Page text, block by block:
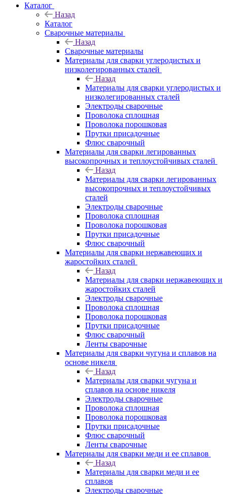
Каталог
Назад
Каталог
Сварочные материалы
Назад
Сварочные материалы
Материалы для сварки углеродистых и
низколегированных сталей
Назад
Материалы для сварки углеродистых и
низколегированных сталей
Электроды сварочные
Проволока сплошная
Проволока порошковая
Прутки присадочные
Флюс сварочный
Материалы для сварки легированных
высокопрочных и теплоустойчивых сталей
Назад
Материалы для сварки легированных
высокопрочных и теплоустойчивых
сталей
Электроды сварочные
Проволока сплошная
Проволока порошковая
Прутки присадочные
Флюс сварочный
Материалы для сварки нержавеющих и
жаростойких сталей
Назад
Материалы для сварки нержавеющих и
жаростойких сталей
Электроды сварочные
Проволока сплошная
Проволока порошковая
Прутки присадочные
Флюс сварочный
Ленты сварочные
Материалы для сварки чугуна и сплавов на
основе никеля
Назад
Материалы для сварки чугуна и
сплавов на основе никеля
Электроды сварочные
Проволока сплошная
Проволока порошковая
Прутки присадочные
Флюс сварочный
Ленты сварочные
Материалы для сварки меди и ее сплавов
Назад
Материалы для сварки меди и ее
сплавов
Электроды сварочные